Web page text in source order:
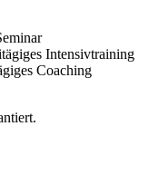
Intensivtraining
Coaching